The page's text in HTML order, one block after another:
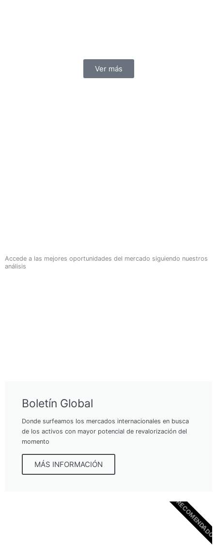
Ver más
Accede a las mejores oportunidades del mercado siguiendo nuestros
análisis
Boletín Global
Donde surfeamos los mercados internacionales en busca
de los activos con mayor potencial de revalorización del
momento
MÁS INFORMACIÓN
RECOMENDADO